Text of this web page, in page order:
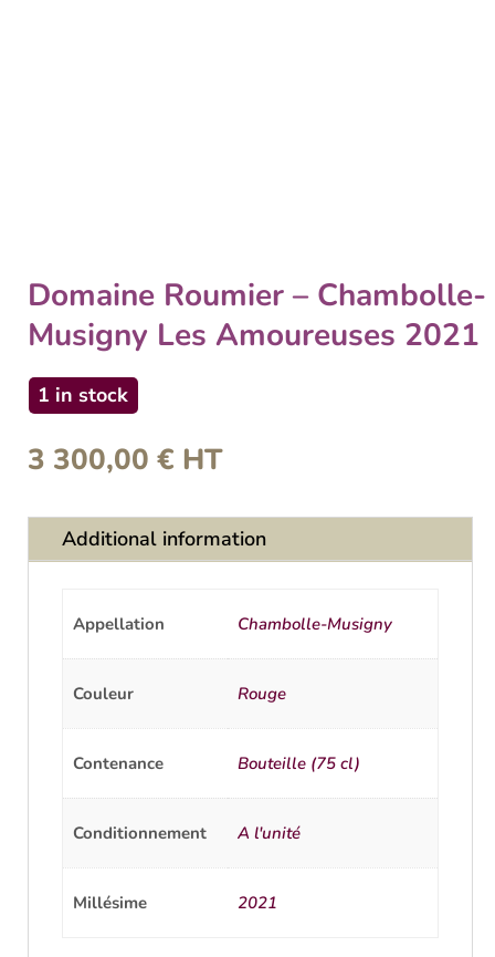
Domaine Roumier – Chambolle-
Musigny Les Amoureuses 2021
1 in stock
3 300,00 € HT
Additional information
Appellation Chambolle-Musigny
Couleur Rouge
Contenance Bouteille (75 cl)
Conditionnement A l'unité
Millésime 2021